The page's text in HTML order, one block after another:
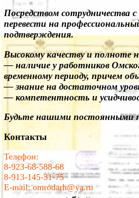
Посредством сотрудничества
перевести на
подтверждения.
Высокому качеству и полноте
— наличие у работников
временному периоду, причем
— знание на достаточном
— компетентность и
Будьте нашими постоянными
Контакты
Телефон:
8-923-68-588-68
8-913-145-31-75
E-mail: omrodarh@ya.ru